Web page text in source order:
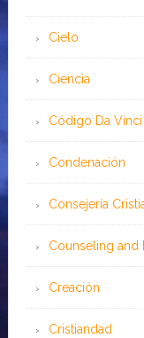
Cielo
Ciencia
Código Da Vinci
Condenación
Consejería
Counseling and
Creación
Cristiandad